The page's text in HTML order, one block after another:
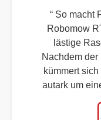
So macht
Robomow
lästige
Nachdem
kümmert
autark um